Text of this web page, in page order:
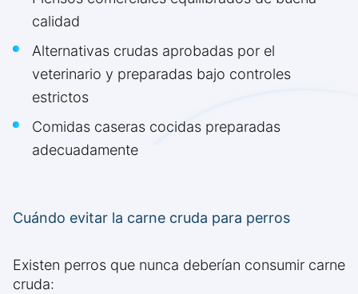
calidad
Alternativas crudas aprobadas por el
veterinario y preparadas bajo controles
estrictos
Comidas caseras cocidas preparadas
adecuadamente
Cuándo evitar la carne cruda para perros
Existen perros que nunca deberían consumir carne
cruda: